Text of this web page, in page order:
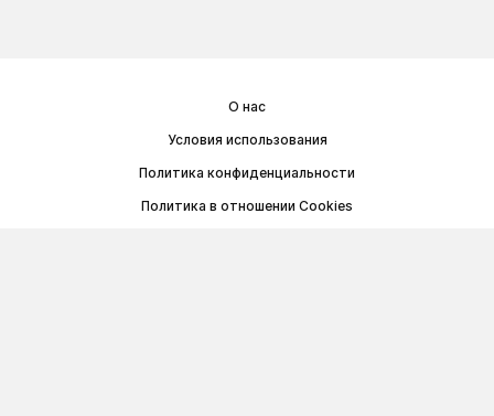
О нас
Условия использования
Политика конфиденциальности
Политика в отношении Cookies